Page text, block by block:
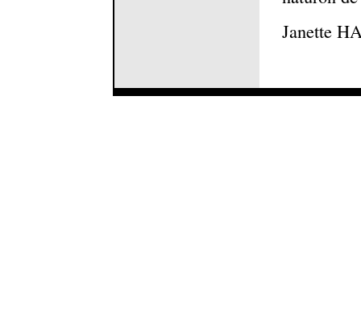
Janette